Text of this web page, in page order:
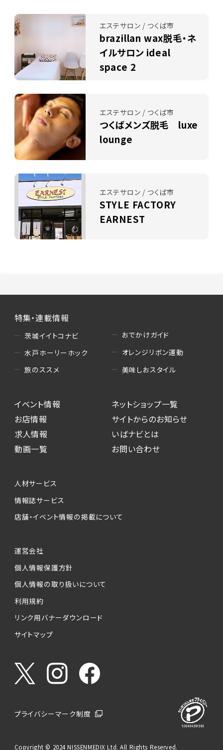
エステサロン / つくば市
brazillan wax脱毛・ネ
イルサロン ideal
space 2
エステサロン / つくば市
つくばメンズ脱毛 luxe
lounge
エステサロン / つくば市
STYLE FACTORY
EARNEST
特集・連載情報
茨城イイトコナビ
水戸ホーリーホック
旅のススメ
おでかけガイド
オレンジリボン運動
美味しおスタイル
イベント情報
お店情報
求人情報
動画一覧
ネットショップ一覧
サイトからのお知らせ
いばナビとは
お問い合わせ
人材サービス
情報誌サービス
店舗・イベント情報の掲載について
運営会社
個人情報保護方針
個人情報の取り扱いについて
利用規約
リンク用バナーダウンロード
サイトマップ
プライバシーマーク制度
Copyright © 2024 NISSENMEDIX Ltd. All Rights Reserved.